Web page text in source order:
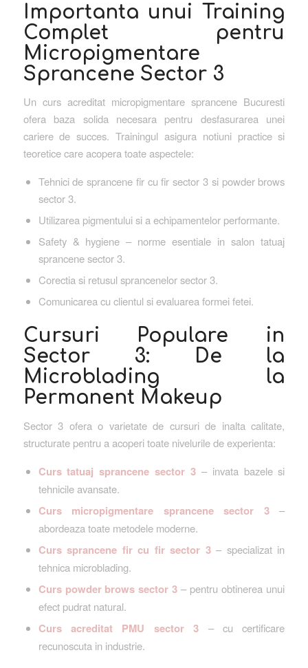
Importanta unui Training
Complet pentru
Micropigmentare
Sprancene Sector 3
Un curs acreditat micropigmentare sprancene Bucuresti
ofera baza solida necesara pentru desfasurarea unei
cariere de succes. Trainingul asigura notiuni practice si
teoretice care acopera toate aspectele:
Tehnici de sprancene fir cu fir sector 3 si powder brows
sector 3.
Utilizarea pigmentului si a echipamentelor performante.
Safety & hygiene – norme esentiale in salon tatuaj
sprancene sector 3.
Corectia si retusul sprancenelor sector 3.
Comunicarea cu clientul si evaluarea formei fetei.
Cursuri Populare in
Sector 3: De la
Microblading la
Permanent Makeup
Sector 3 ofera o varietate de cursuri de inalta calitate,
structurate pentru a acoperi toate nivelurile de experienta:
Curs tatuaj sprancene sector 3– invata bazele si
tehnicile avansate.
Curs micropigmentare sprancene sector 3–
abordeaza toate metodele moderne.
Curs sprancene fir cu fir sector 3– specializat in
tehnica microblading.
Curs powder brows sector 3 – pentru obtinerea unui
efect pudrat natural.
Curs acreditat PMU sector 3 – cu certificare
recunoscuta in industrie.